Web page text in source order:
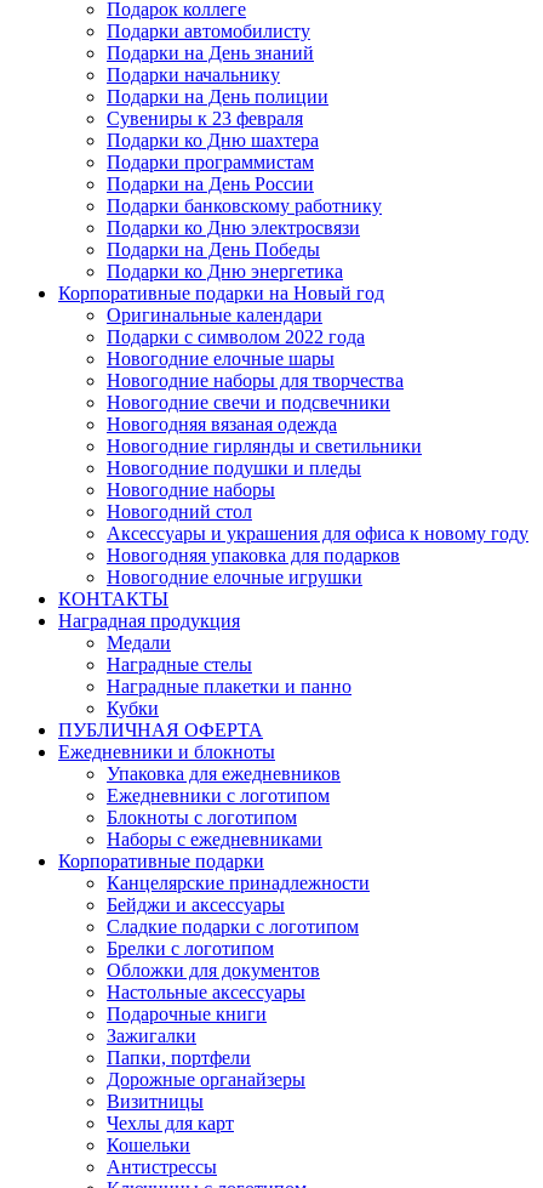
Подарок коллеге
Подарки автомобилисту
Подарки на День знаний
Подарки начальнику
Подарки на День полиции
Сувениры к 23 февраля
Подарки ко Дню шахтера
Подарки программистам
Подарки на День России
Подарки банковскому работнику
Подарки ко Дню электросвязи
Подарки на День Победы
Подарки ко Дню энергетика
Корпоративные подарки на Новый год
Оригинальные календари
Подарки с символом 2022 года
Новогодние елочные шары
Новогодние наборы для творчества
Новогодние свечи и подсвечники
Новогодняя вязаная одежда
Новогодние гирлянды и светильники
Новогодние подушки и пледы
Новогодние наборы
Новогодний стол
Аксессуары и украшения для офиса к новому году
Новогодняя упаковка для подарков
Новогодние елочные игрушки
КОНТАКТЫ
Наградная продукция
Медали
Наградные стелы
Наградные плакетки и панно
Кубки
ПУБЛИЧНАЯ ОФЕРТА
Ежедневники и блокноты
Упаковка для ежедневников
Ежедневники с логотипом
Блокноты с логотипом
Наборы с ежедневниками
Корпоративные подарки
Канцелярские принадлежности
Бейджи и аксессуары
Сладкие подарки с логотипом
Брелки с логотипом
Обложки для документов
Настольные аксессуары
Подарочные книги
Зажигалки
Папки, портфели
Дорожные органайзеры
Визитницы
Чехлы для карт
Кошельки
Антистрессы